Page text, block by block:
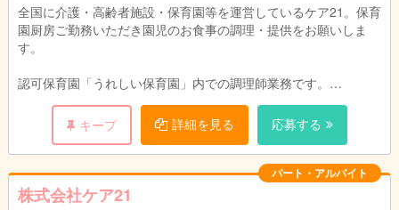
全国に介護・高齢者施設・保育園等を運営しているケア21。保育
園厨房ご勤務いただき園児のお食事の調理・提供をお願いしま
す。
認可保育園「うれしい保育園」内での調理師業務です。
園児のお食事の調理と提供をお願いします。
園児や保育スタッフと顔を合わせる事ができるので、ご意見
をすぐに料理に反映でき、調理人としてスキルアップも期待でき
ます。
キープ 詳細を見る 応募する
パート・アルバイト
株式会社ケア21